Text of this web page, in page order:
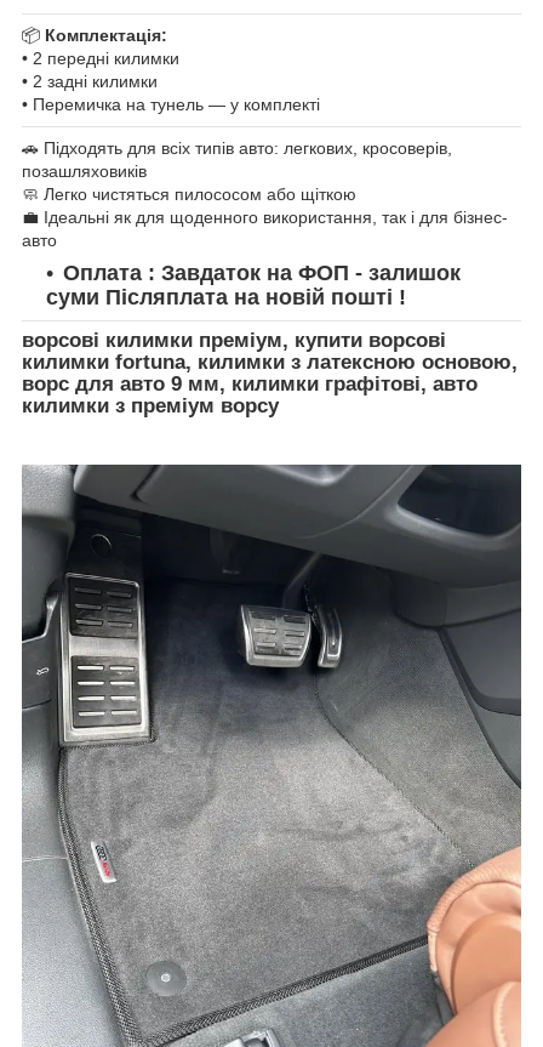
📦 Комплектація:
• 2 передні килимки
• 2 задні килимки
• Перемичка на тунель — у комплекті
🚗 Підходять для всіх типів авто: легкових, кросоверів,
позашляховиків
🧼 Легко чистяться пилососом або щіткою
💼 Ідеальні як для щоденного використання, так і для бізнес-
авто
Оплата : Завдаток на ФОП - залишок
суми Післяплата на новій пошті !
ворсові килимки преміум, купити ворсові
килимки fortuna, килимки з латексною основою,
ворс для авто 9 мм, килимки графітові, авто
килимки з преміум ворсу